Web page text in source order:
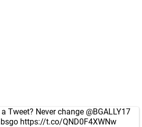
Tweet? Never change @BGALLY17
https://t.co/QND0F4XWNw